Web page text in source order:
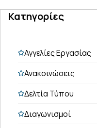
Κατηγορίες
Αγγελίες Εργασίας
Ανακοινώσεις
Δελτία Τύπου
Διαγωνισμοί